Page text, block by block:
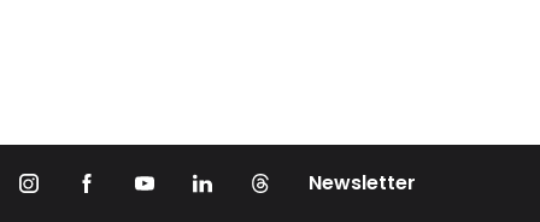
Newsletter